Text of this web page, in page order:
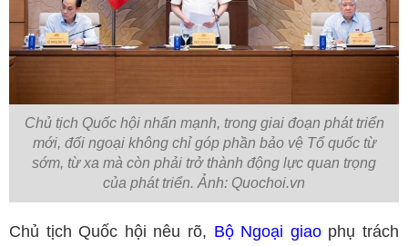
Chủ tịch Quốc hội nhấn mạnh, trong giai đoạn phát triển
mới, đối ngoại không chỉ góp phần bảo vệ Tổ quốc từ
sớm, từ xa mà còn phải trở thành động lực quan trọng
của phát triển. Ảnh: Quochoi.vn
Chủ tịch Quốc hội nêu rõ, Bộ Ngoại giaophụ trách